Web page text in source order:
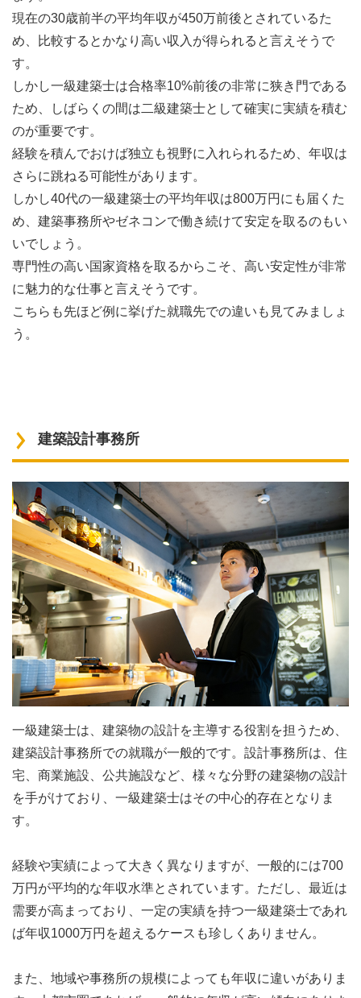
現在の30歳前半の平均年収が450万前後とされているた
め、比較するとかなり高い収入が得られると言えそうで
す。
しかし一級建築士は合格率10%前後の非常に狭き門である
ため、しばらくの間は二級建築士として確実に実績を積む
のが重要です。
経験を積んでおけば独立も視野に入れられるため、年収は
さらに跳ねる可能性があります。
しかし40代の一級建築士の平均年収は800万円にも届くた
め、建築事務所やゼネコンで働き続けて安定を取るのもい
いでしょう。
専門性の高い国家資格を取るからこそ、高い安定性が非常
に魅力的な仕事と言えそうです。
こちらも先ほど例に挙げた就職先での違いも見てみましょ
う。
建築設計事務所
一級建築士は、建築物の設計を主導する役割を担うため、
建築設計事務所での就職が一般的です。設計事務所は、住
宅、商業施設、公共施設など、様々な分野の建築物の設計
を手がけており、一級建築士はその中心的存在となりま
す。
経験や実績によって大きく異なりますが、一般的には700
万円が平均的な年収水準とされています。ただし、最近は
需要が高まっており、一定の実績を持つ一級建築士であれ
ば年収1000万円を超えるケースも珍しくありません。
また、地域や事務所の規模によっても年収に違いがありま